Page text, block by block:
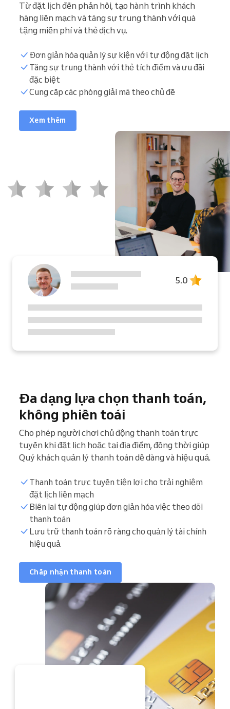
5.0
Từ đặt lịch đến phản hồi, tạo hành trình khách
hàng liền mạch và tăng sự trung thành với quà
tặng miễn phí và thẻ dịch vụ.
Đơn giản hóa quản lý sự kiện với tự động đặt lịch
Tăng sự trung thành với thẻ tích điểm và ưu đãi
đặc biệt
Cung cấp các phòng giải mã theo chủ đề
Xem thêm
Đa dạng lựa chọn thanh toán,
không phiền toái
Cho phép người chơi chủ động thanh toán trực
tuyến khi đặt lịch hoặc tại địa điểm, đồng thời giúp
Quý khách quản lý thanh toán dễ dàng và hiệu quả.
Thanh toán trực tuyến tiện lợi cho trải nghiệm
đặt lịch liền mạch
Biên lai tự động giúp đơn giản hóa việc theo dõi
thanh toán
Lưu trữ thanh toán rõ ràng cho quản lý tài chính
hiệu quả
Chấp nhận thanh toán